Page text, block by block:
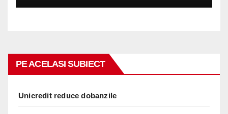
PE ACELASI SUBIECT
Unicredit reduce dobanzile